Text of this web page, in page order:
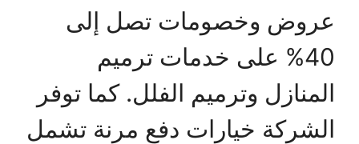
عروض وخصومات تصل إلى
40% على خدمات ترميم
المنازل وترميم الفلل. كما توفر
الشركة خيارات دفع مرنة تشمل